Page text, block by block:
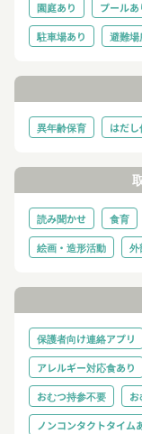
園庭あり プールあ
駐車場あり
避難
異年齢保育 はだ
読み聞かせ 食育
絵画・造形活動
外
保護者向け連絡アプリ
アレルギー対応食あり
おむつ持参不要
ノンコンタクトタイム